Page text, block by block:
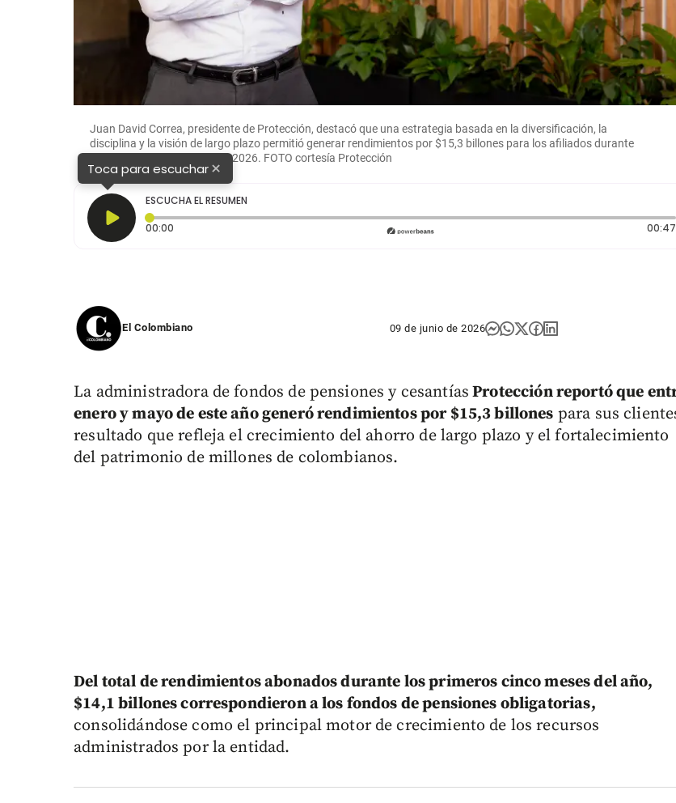
Juan David Correa, presidente de Protección, destacó que una estrategia basada en la diversificación, la
disciplina y la visión de largo plazo permitió generar rendimientos por $15,3 billones para los afiliados durante
los primeros cinco meses de 2026. FOTO cortesía Protección
Toca para escuchar×
ESCUCHA EL RESUMEN
00:00
00:47
El Colombiano 09 de junio de 2026
La administradora de fondos de pensiones y cesantías Protección reportó que
enero y mayo de este año generó rendimientos por $15,3 billones para sus
resultado que refleja el crecimiento del ahorro de largo plazo y el fortalecimiento
del patrimonio de millones de colombianos.
Del total de rendimientos abonados durante los primeros cinco meses del año,
$14,1 billones correspondieron a los fondos de pensiones obligatorias,
consolidándose como el principal motor de crecimiento de los recursos
administrados por la entidad.